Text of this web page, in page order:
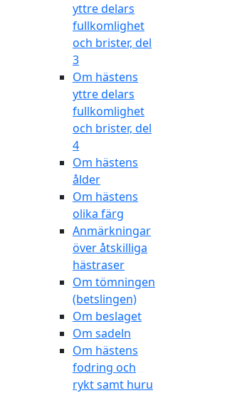
yttre delars
fullkomlighet
och brister, del
3
Om hästens
yttre delars
fullkomlighet
och brister, del
4
Om hästens
ålder
Om hästens
olika färg
Anmärkningar
över åtskilliga
hästraser
Om tömningen
(betslingen)
Om beslaget
Om sadeln
Om hästens
fodring och
rykt samt huru